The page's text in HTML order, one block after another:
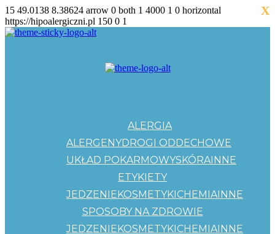
15 49.0138 8.38624 arrow 0 both 1 4000 1 0 horizontal
https://hipoalergiczni.pl 150 0 1
ALERGIA
ALERGENYDROGI ODDECHOWE
UKŁAD POKARMOWYSKÓRAINNE
ETYKIETY
JEDZENIEKOSMETYKICHEMIAINNE
SPOSOBY NA ZDROWIE
JEDZENIEKOSMETYKICHEMIAINNE
X